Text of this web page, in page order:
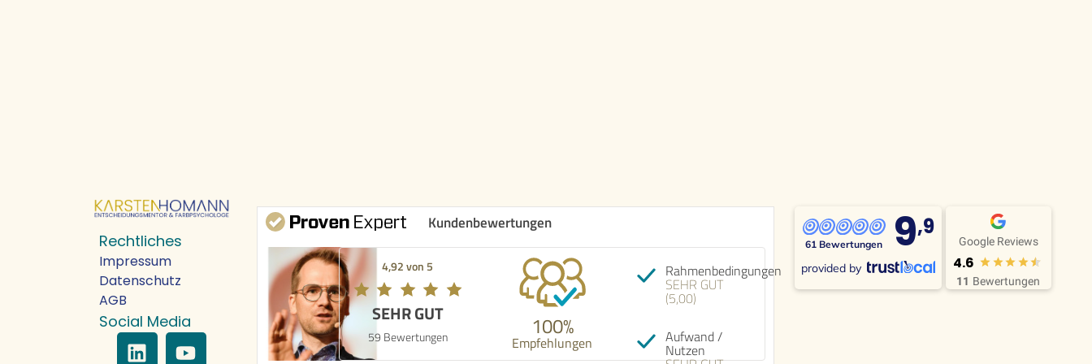
Rechtliches
Impressum
Datenschutz
AGB
Social Media
Kundenbewertungen
4,92 von 5
SEHR GUT
59 Bewertungen 100%
Empfehlungen
Rahmenbedingungen
SEHR GUT
(5,00)
Aufwand /
Nutzen
61 Bewertungen 9,9
provided by
Google Reviews
4.6
11 Bewertungen